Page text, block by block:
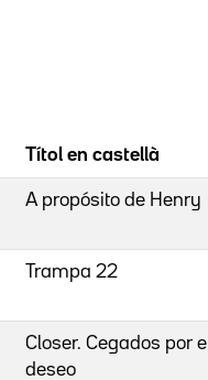
Títol en castellà
A propósito de Henry
Trampa 22
Closer. Cegados por el
deseo